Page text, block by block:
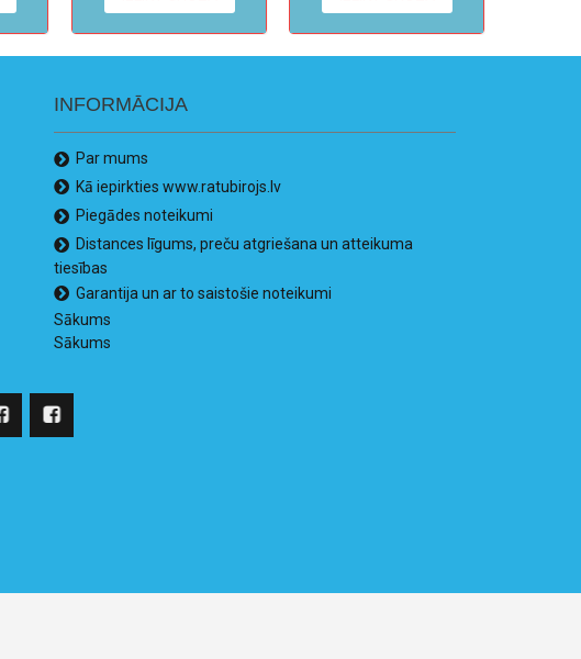
INFORMĀCIJA
Par mums
Kā iepirkties www.ratubirojs.lv
Piegādes noteikumi
Distances līgums, preču atgriešana un atteikuma
tiesības
Garantija un ar to saistošie noteikumi
Sākums
Sākums